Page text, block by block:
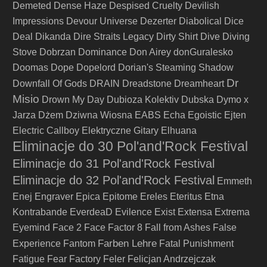
Demeted Dense Haze Despised Cruelty Devilish
Impressions Devour Universe Dezerter Diabolical
Dice
Deal
Dikanda Dire Straits Legacy Dirty Shirt Dive Diving
Stove Dobrzan Dominance Don Airey donGuralesko
Doomas Dope Dopelord Dorian's Steaming Shadow
Downfall Of Gods DRAIN Dreadstone Dreamheart Dr
Misio Drown My Day Dubioza Kolektiv Dubska Dymo x
Jarza Dżem Dziwna Wiosna EABS Echa Egoistic Ejten
Electric Callboy Elektryczne Gitary Elhuana
Eliminacje do 30 Pol'and'Rock Festival
Eliminacje do 31 Pol'and'Rock Festival
Eliminacje do 32 Pol'and'Rock Festival Emmeth
Enej Engraver Epica Epitome Ereles Eteritus Etna
Kontrabande EverdeaD Evilence Exist Extensa Extrema
Eyemind Face 2 Face Factor 8 Fall from Ashes False
Experience Fantom Farben Lehre Fatal Punishment
Fatigue Fear Factory Feler Felicjan Andrzejczak